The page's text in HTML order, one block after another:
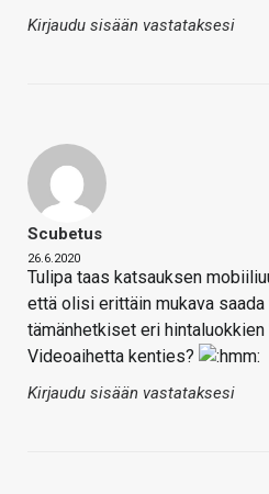
Kirjaudu sisään vastataksesi
Scubetus
26.6.2020
Tulipa taas katsauksen
että olisi erittäin mukava
tämänhetkiset eri
Videoaihetta kenties?
Kirjaudu sisään vastataksesi